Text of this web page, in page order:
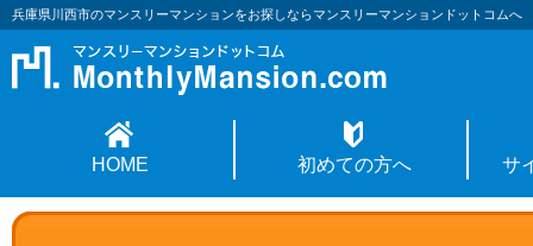
兵庫県川西市のマンスリーマンションをお探しならマンスリーマンションドットコムへ
HOME 初めての方へ サ